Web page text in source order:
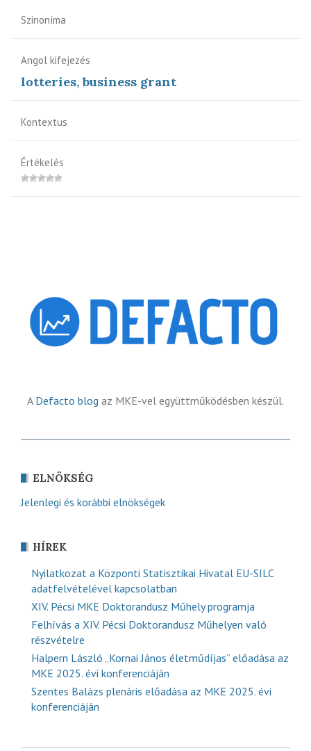
Szinoníma
Angol kifejezés
lotteries, business grant
Kontextus
Értékelés
A Defacto blog az MKE-vel együttműködésben készül.
ELNÖKSÉG
Jelenlegi és korábbi elnökségek
HÍREK
Nyilatkozat a Központi Statisztikai Hivatal EU-SILC
adatfelvételével kapcsolatban
XIV. Pécsi MKE Doktorandusz Műhely programja
Felhívás a XIV. Pécsi Doktorandusz Műhelyen való
részvételre
Halpern László „Kornai János életműdíjas” előadása az
MKE 2025. évi konferenciáján
Szentes Balázs plenáris előadása az MKE 2025. évi
konferenciáján